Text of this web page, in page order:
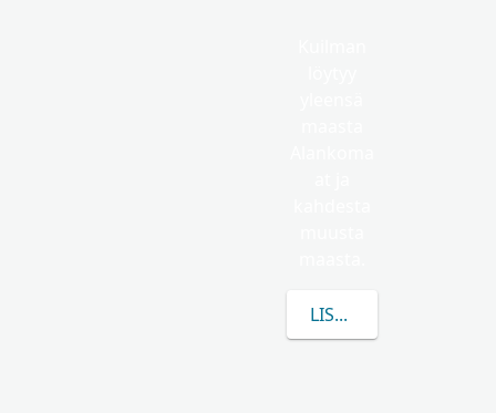
LISÄÄ TIETOA